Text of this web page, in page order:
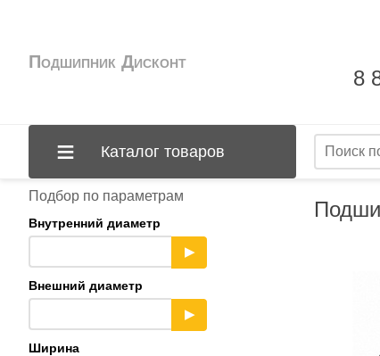
Подбор по параметрам
Внутренний диаметр
▶
Внешний диаметр
▶
Ширина
Подшипник Дисконт
8
Каталог товаров